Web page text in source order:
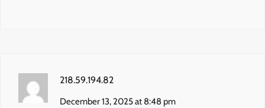
218.59.194.82
December 13, 2025 at 8:48 pm